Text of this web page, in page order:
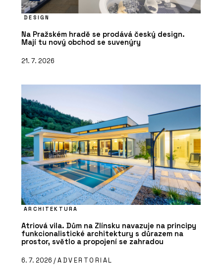
DESIGN
Na Pražském hradě se prodává český design.
Mají tu nový obchod se suvenýry
21. 7. 2026
ARCHITEKTURA
Atriová vila. Dům na Zlínsku navazuje na principy
funkcionalistické architektury s důrazem na
prostor, světlo a propojení se zahradou
6. 7. 2026 /ADVERTORIAL